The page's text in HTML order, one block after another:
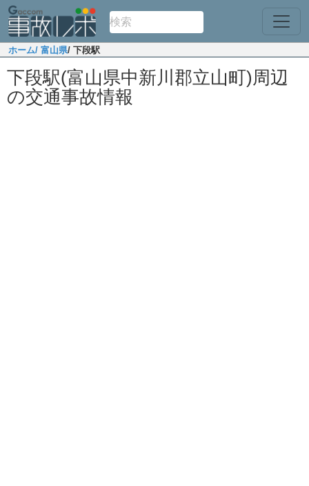
ホーム/ 富山県/ 下段駅
下段駅(富山県中新川郡立山町)周辺
の交通事故情報